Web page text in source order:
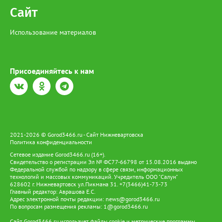
криминальных спектаклей стали незаконные выплаты на
общую сумму порядка 3 миллионов рублей. Во время обысков
которых разыгрывались аварийные спектакли, а также
возбуждено уголовное дело по ч. 4 ст. 159.5 УК РФ. Суд уже
избрал меру пресечения для фигурантов. Предполагаемый
организатор отправлен под стражу, а его сообщник будет
дожидаться развития событий под подпиской о невыезде.
Сайт
Использование материалов
Присоединяйтесь к нам
2021-2026 © Gorod3466.ru - Сайт Нижневартовска
Политика конфиденциальности
Сетевое издание Gorod3466.ru (16+).
Свидетельство о регистрации Эл № ФС77-66798 от 15.08.2016 выдано
Федеральной службой по надзору в сфере связи, информационных
технологий и массовых коммуникаций. Учредитель ООО "Салун"
628602 г. Нижневартовск ул.Пикмана 31. +7(3466)41-73-73
Главный редактор: Аврашова Е.С.
Адрес электронной почты редакции: news@gorod3466.ru
По вопросам размещения рекламы: 1@gorod3466.ru